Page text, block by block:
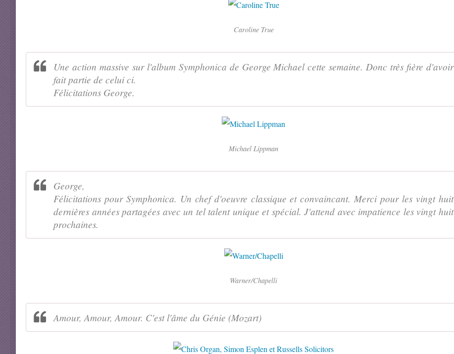
Caroline True
Une action massive sur l'album Symphonica de George Michael cette semaine. Donc très fière d'avoir
fait partie de celui ci.
Félicitations George.
Michael Lippman
George,
Félicitations pour Symphonica. Un chef d'oeuvre classique et convaincant. Merci pour les vingt huit
dernières années partagées avec un tel talent unique et spécial. J'attend avec impatience les vingt huit
prochaines.
Warner/Chapelli
Amour, Amour, Amour. C'est l'âme du Génie (Mozart)